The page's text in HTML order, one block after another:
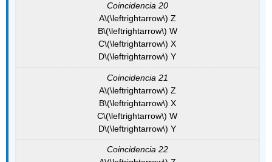
Coincidencia 20
A\(\leftrightarrow\) Z
B\(\leftrightarrow\) W
C\(\leftrightarrow\) X
D\(\leftrightarrow\) Y
Coincidencia 21
A\(\leftrightarrow\) Z
B\(\leftrightarrow\) X
C\(\leftrightarrow\) W
D\(\leftrightarrow\) Y
Coincidencia 22